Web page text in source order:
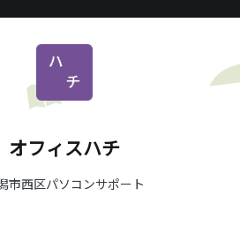
オフィスハチ
市西区パソコンサポート